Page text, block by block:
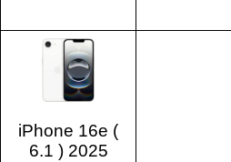
iPhone 16e (
6.1 ) 2025